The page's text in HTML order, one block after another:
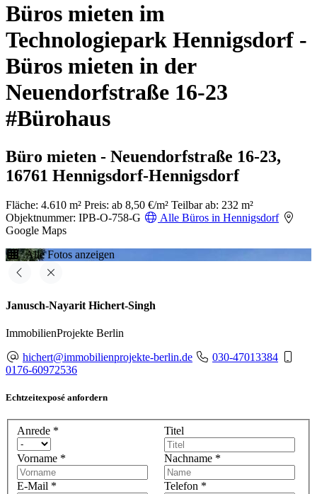
Büros mieten im
Technologiepark Hennigsdorf -
Büros mieten in der
Neuendorfstraße 16-23
#Bürohaus
Büro mieten - Neuendorfstraße 16-23,
16761 Hennigsdorf-Hennigsdorf
Fläche: 4.610 m² Preis: ab 8,50 €/m² Teilbar ab: 232 m²
Objektnummer: IPB-O-758-G
Alle Büros in Hennigsdorf
Google Maps
Alle Fotos anzeigen
Janusch-Nayarit Hichert-Singh
ImmobilienProjekte Berlin
hichert@immobilienprojekte-berlin.de
030-47013384
0176-60972536
Echtzeitexposé anfordern
Anrede * Titel
Vorname * Nachname *
E-Mail * Telefon *